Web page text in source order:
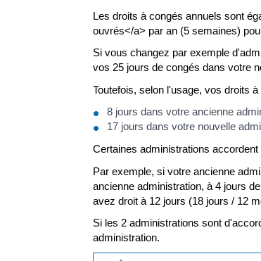
Les droits à congés annuels sont
ouvrés</a> par an (5 semaines)
Si vous changez par exemple
vos 25 jours de congés dans votre
Toutefois, selon l'usage, vos droits
8 jours dans votre ancienne
17 jours dans votre nouvelle
Certaines administrations
Par exemple, si votre ancienne
ancienne administration, à 4 jours
avez droit à 12 jours (18 jours / 12
Si les 2 administrations sont
administration.